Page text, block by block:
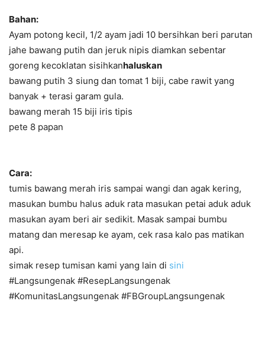
Bahan:
Ayam potong kecil, 1/2 ayam jadi 10 bersihkan beri parutan
jahe bawang putih dan jeruk nipis diamkan sebentar
goreng kecoklatan sisihkanhaluskan
bawang putih 3 siung dan tomat 1 biji, cabe rawit yang
banyak + terasi garam gula.
bawang merah 15 biji iris tipis
pete 8 papan
Cara:
tumis bawang merah iris sampai wangi dan agak kering,
masukan bumbu halus aduk rata masukan petai aduk aduk
masukan ayam beri air sedikit. Masak sampai bumbu
matang dan meresap ke ayam, cek rasa kalo pas matikan
api.
simak resep tumisan kami yang lain di sini
#Langsungenak #ResepLangsungenak
#KomunitasLangsungenak #FBGroupLangsungenak